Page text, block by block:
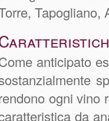
Tapogliano,
anticipato
ogni vino
da